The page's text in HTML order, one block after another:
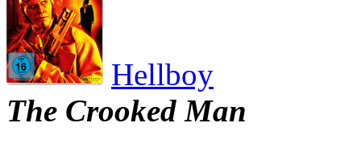
Hellboy
The Crooked Man